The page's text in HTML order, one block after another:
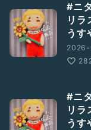
#ニ
リ
うす
#ニ
リ
うす